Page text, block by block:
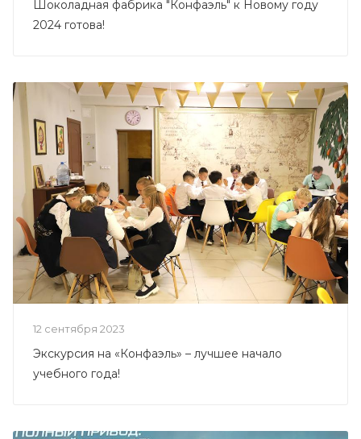
Шоколадная фабрика "Конфаэль" к Новому году
2024 готова!
12 сентября 2023
Экскурсия на «Конфаэль» – лучшее начало
учебного года!